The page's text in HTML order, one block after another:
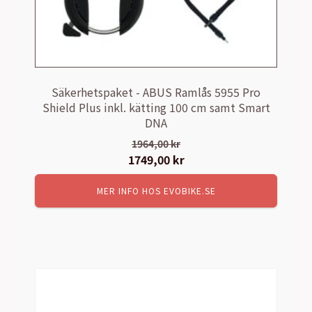
Säkerhetspaket - ABUS Ramlås 5955 Pro
Shield Plus inkl. kätting 100 cm samt Smart
DNA
1964,00kr
Det
ursprungliga
priset
var:
1749,00 krDet
nuvarande
priset
är:
MER INFO HOS EVOBIKE.SE